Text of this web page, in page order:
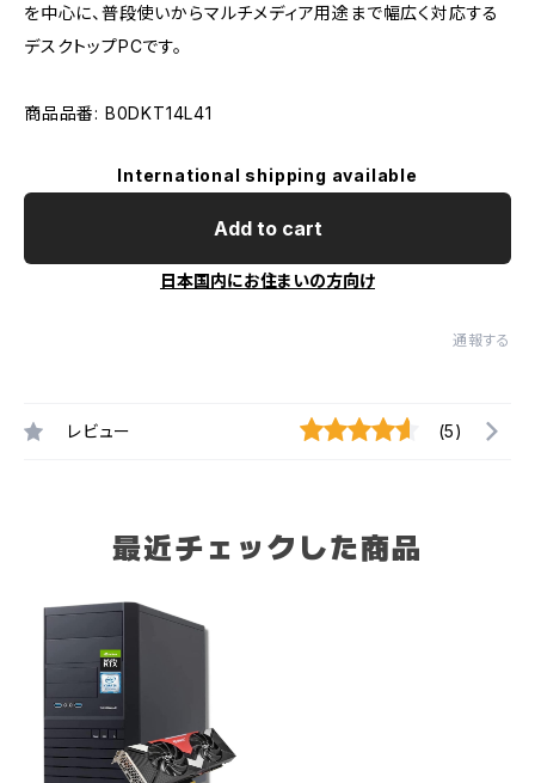
を中心に、普段使いからマルチメディア用途まで幅広く対応する
デスクトップPCです。
商品品番: B0DKT14L41
International shipping available
Add to cart
日本国内にお住まいの方向け
通報する
レビュー (5)
最近チェックした商品